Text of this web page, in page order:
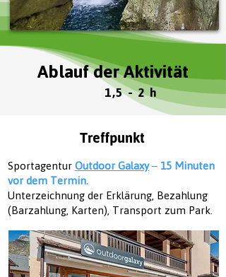
Ablaufder Aktivität
1,5 - 2 h
Treffpunkt
Sportagentur Outdoor Galaxy– 15 Minuten
vor dem Termin.
Unterzeichnung der Erklärung, Bezahlung
(Barzahlung, Karten), Transport zum Park.